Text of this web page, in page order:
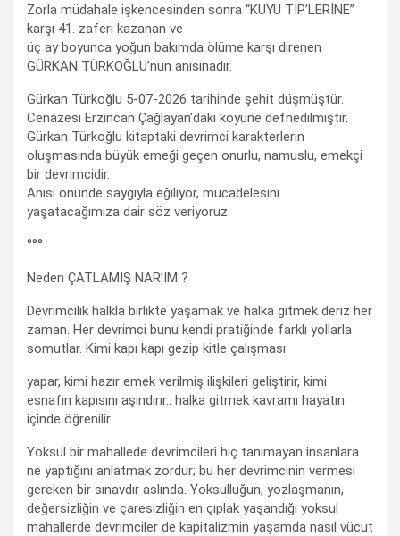
Zorla müdahale işkencesinden sonra “KUYU TİP’LERİNE”
karşı 41. zaferi kazanan ve
üç ay boyunca yoğun bakımda ölüme karşı direnen
GÜRKAN TÜRKOĞLU’nun anısınadır.
Gürkan Türkoğlu 5-07-2026 tarihinde şehit düşmüştür.
Cenazesi Erzincan Çağlayan’daki köyüne defnedilmiştir.
Gürkan Türkoğlu kitaptaki devrimci karakterlerin
oluşmasında büyük emeği geçen onurlu, namuslu, emekçi
bir devrimcidir.
Anısı önünde saygıyla eğiliyor, mücadelesini
yaşatacağımıza dair söz veriyoruz.
°°°
Neden ÇATLAMIŞ NAR’IM ?
Devrimcilik halkla birlikte yaşamak ve halka gitmek deriz her
zaman. Her devrimci bunu kendi pratiğinde farklı yollarla
somutlar. Kimi kapı kapı gezip kitle çalışması
yapar, kimi hazır emek verilmiş ilişkileri geliştirir, kimi
esnafın kapısını aşındırır.. halka gitmek kavramı hayatın
içinde öğrenilir.
Yoksul bir mahallede devrimcileri hiç tanımayan insanlara
ne yaptığını anlatmak zordur; bu her devrimcinin vermesi
gereken bir sınavdır aslında. Yoksulluğun, yozlaşmanın,
değersizliğin ve çaresizliğin en çıplak yaşandığı yoksul
mahallerde devrimciler de kapitalizmin yaşamda nasıl vücut